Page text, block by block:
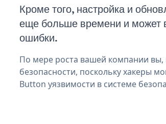
Кроме того, настройка и
еще больше времени и может
ошибки.
По мере роста вашей компании вы,
безопасности, поскольку хакеры
Button уязвимости в системе